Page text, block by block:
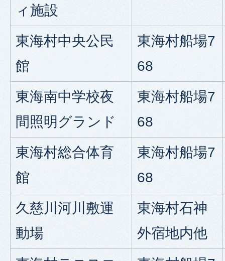
ィ施設
東海村中央公民
館
東海村船場7
68
東海南中学校夜
間照明グランド
東海村船場7
68
東海村総合体育
館
東海村船場7
68
久慈川河川敷運
動場
東海村石神
外宿地内他